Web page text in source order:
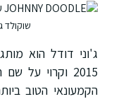
שוקולד
ג'וני דודל הוא
הקמעונאי הטוב